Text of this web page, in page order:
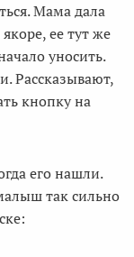
Мама дала
ее тут же
уносить.
Рассказывают,
кнопку на
его нашли.
так сильно